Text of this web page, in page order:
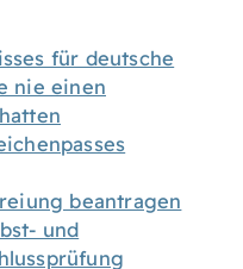
für deutsche
nie einen
beantragen
und